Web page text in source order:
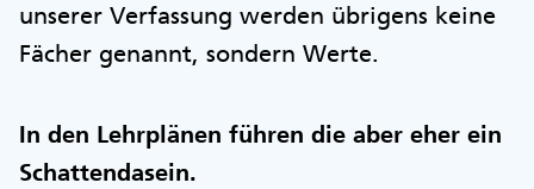
unserer Verfassung werden übrigens keine
Fächer genannt, sondern Werte.
In den Lehrplänen führen die aber eher ein
Schattendasein.